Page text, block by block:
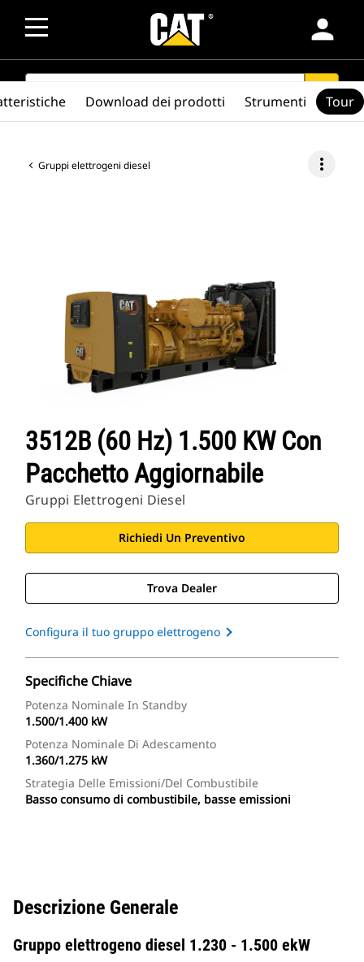
person
SEARCH search
Gruppi elettrogeni diesel more_vert
3512B (60 Hz) 1.500 KW Con
Pacchetto Aggiornabile
Gruppi Elettrogeni Diesel
Richiedi Un Preventivo
Trova Dealer
Configura il tuo gruppo elettrogeno
Specifiche Chiave
Potenza Nominale In Standby
1.500/1.400 kW
Potenza Nominale Di Adescamento
1.360/1.275 kW
Strategia Delle Emissioni/del Combustibile
Basso consumo di combustibile, basse emissioni
Download dei prodotti Strumenti Tour
Descrizione Generale
Gruppo elettrogeno diesel 1.230 - 1.500 ekW